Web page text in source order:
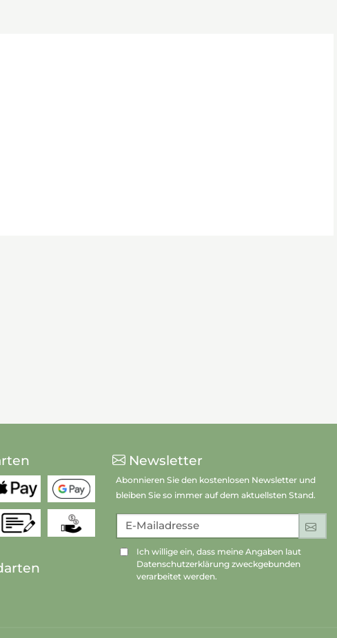
Newsletter
Abonnieren Sie den kostenlosen Newsletter und
bleiben Sie so immer auf dem aktuellsten Stand.
E-Mailadresse
Ich willige ein, dass meine Angaben laut
Datenschutzerklärung zweckgebunden
verarbeitet werden.